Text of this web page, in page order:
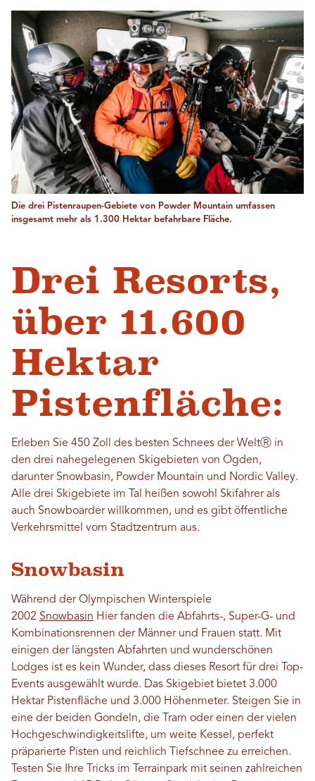
Die drei Pistenraupen-Gebiete von Powder Mountain umfassen
insgesamt mehr als 1.300 Hektar befahrbare Fläche.
Drei Resorts,
über 11.600
Hektar
Pistenfläche:
Erleben Sie 450 Zoll des besten Schnees der WeltⓇ in
den drei nahegelegenen Skigebieten von Ogden,
darunter Snowbasin, Powder Mountain und Nordic Valley.
Alle drei Skigebiete im Tal heißen sowohl Skifahrer als
auch Snowboarder willkommen, und es gibt öffentliche
Verkehrsmittel vom Stadtzentrum aus.
Snowbasin
Während der Olympischen Winterspiele
2002 Snowbasin Hier fanden die Abfahrts-, Super-G- und
Kombinationsrennen der Männer und Frauen statt. Mit
einigen der längsten Abfahrten und wunderschönen
Lodges ist es kein Wunder, dass dieses Resort für drei Top-
Events ausgewählt wurde. Das Skigebiet bietet 3.000
Hektar Pistenfläche und 3.000 Höhenmeter. Steigen Sie in
eine der beiden Gondeln, die Tram oder einen der vielen
Hochgeschwindigkeitslifte, um weite Kessel, perfekt
präparierte Pisten und reichlich Tiefschnee zu erreichen.
Testen Sie Ihre Tricks im Terrainpark mit seinen zahlreichen